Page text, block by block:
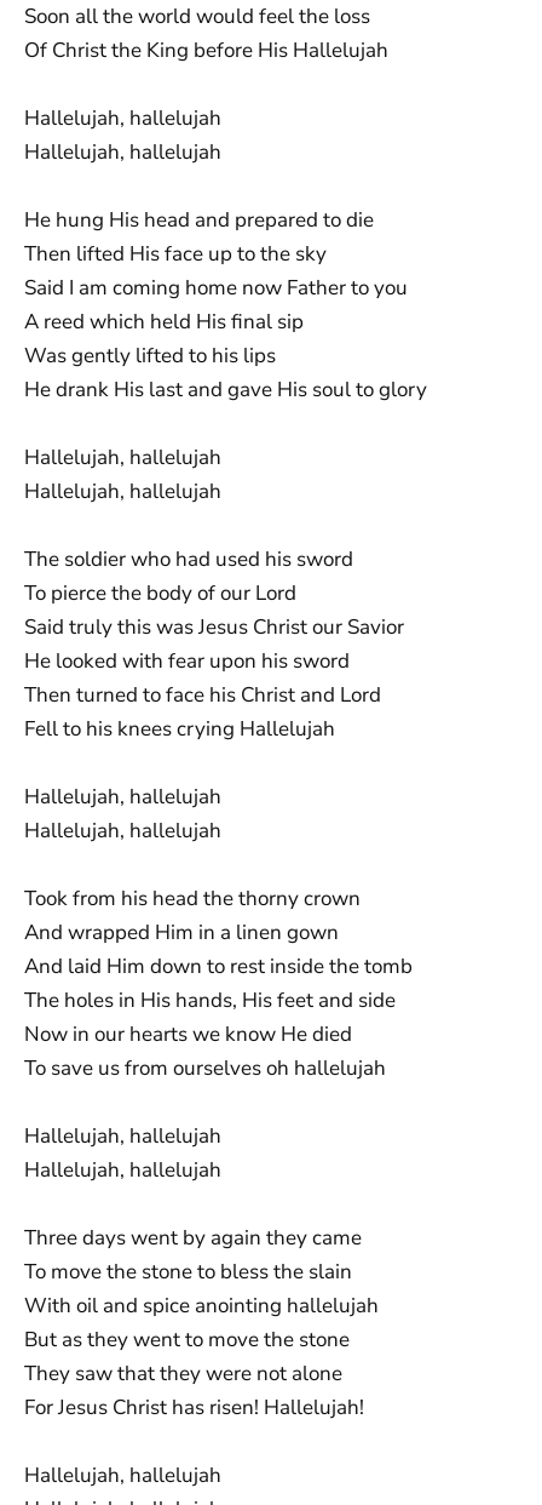
Soon all the world would feel the loss
Of Christ the King before His Hallelujah
Hallelujah, hallelujah
Hallelujah, hallelujah
He hung His head and prepared to die
Then lifted His face up to the sky
Said I am coming home now Father to you
A reed which held His final sip
Was gently lifted to his lips
He drank His last and gave His soul to glory
Hallelujah, hallelujah
Hallelujah, hallelujah
The soldier who had used his sword
To pierce the body of our Lord
Said truly this was Jesus Christ our Savior
He looked with fear upon his sword
Then turned to face his Christ and Lord
Fell to his knees crying Hallelujah
Hallelujah, hallelujah
Hallelujah, hallelujah
Took from his head the thorny crown
And wrapped Him in a linen gown
And laid Him down to rest inside the tomb
The holes in His hands, His feet and side
Now in our hearts we know He died
To save us from ourselves oh hallelujah
Hallelujah, hallelujah
Hallelujah, hallelujah
Three days went by again they came
To move the stone to bless the slain
With oil and spice anointing hallelujah
But as they went to move the stone
They saw that they were not alone
For Jesus Christ has risen! Hallelujah!
Hallelujah, hallelujah